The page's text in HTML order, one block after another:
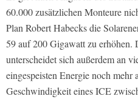
60.000 zusätzlichen Monteure
Plan Robert Habecks die
59 auf 200 Gigawatt zu erhöhen.
unterscheidet sich außerdem an
eingespeisten Energie noch mehr
Geschwindigkeit eines ICE